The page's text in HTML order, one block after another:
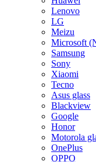
Lenovo
LG
Meizu
Microsoft
Samsung
Sony
Xiaomi
Tecno
Asus glass
Blackview
Google
Honor
Motorola
OnePlus
OPPO